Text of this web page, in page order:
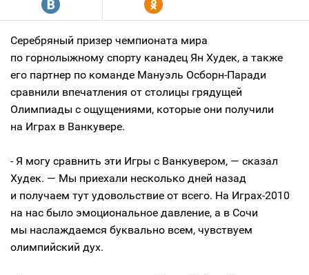
R Y
Серебряный призер чемпионата мира
по горнолыжному спорту канадец Ян Худек, а также
его партнер по команде Мануэль Осборн-Паради
сравнили впечатления от столицы грядущей
Олимпиады с ощущениями, которые они получили
на Играх в Ванкувере.
- Я могу сравнить эти Игры с Ванкувером, — сказал
Худек. — Мы приехали несколько дней назад
и получаем тут удовольствие от всего. На Играх-2010
на нас было эмоциональное давление, а в Сочи
мы наслаждаемся буквально всем, чувствуем
олимпийский дух.